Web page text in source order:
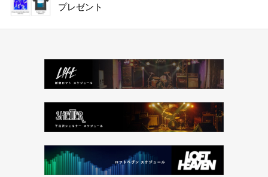
プレゼント